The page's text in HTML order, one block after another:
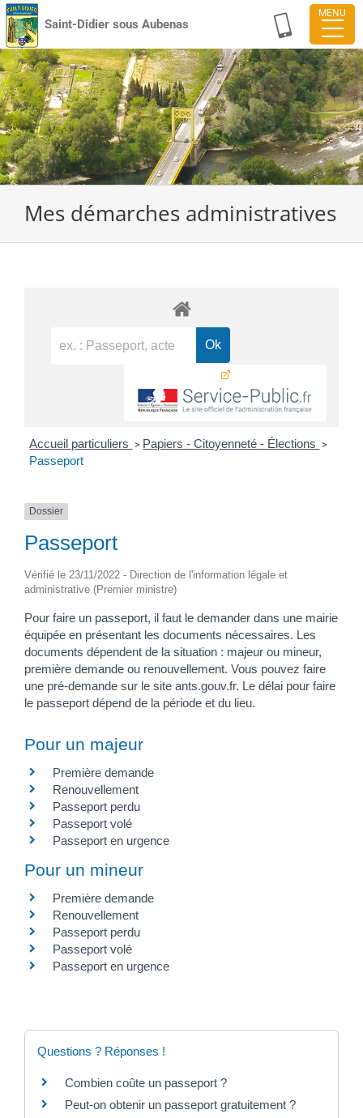
Passer
au
contenu
Saint-Didier sous Aubenas
Mes démarches administratives
Accueil particuliers > Papiers - Citoyenneté - Élections >
Passeport
Dossier
Passeport
Vérifié le 23/11/2022 - Direction de l'information légale et
administrative (Premier ministre)
Pour faire un passeport, il faut le demander dans une mairie
équipée en présentant les documents nécessaires. Les
documents dépendent de la situation : majeur ou mineur,
première demande ou renouvellement. Vous pouvez faire
une pré-demande sur le site ants.gouv.fr. Le délai pour faire
le passeport dépend de la période et du lieu.
Pour un majeur
Première demande
Renouvellement
Passeport perdu
Passeport volé
Passeport en urgence
Pour un mineur
Première demande
Renouvellement
Passeport perdu
Passeport volé
Passeport en urgence
Questions ? Réponses !
Combien coûte un passeport ?
Peut-on obtenir un passeport gratuitement ?